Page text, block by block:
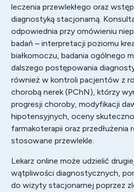
leczenia przewlekłego oraz
diagnostyką stacjonarną.
odpowiednia przy omówieniu
badań – interpretacji poziomu
białkomoczu, badania ogólnego
dalszego postępowania
również w kontroli pacjentów z
chorobą nerek (PChN), którzy
progresji choroby, modyfikacji
hipotensyjnych, oceny
farmakoterapii oraz przedłużenia
stosowane przewlekle.
Lekarz online może udzielić
wątpliwości diagnostycznych,
do wizyty stacjonarnej poprzez